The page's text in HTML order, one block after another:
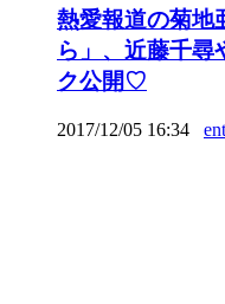
熱愛報道の菊地
ら」、近藤千尋
ク公開♡
2017/12/05 16:34